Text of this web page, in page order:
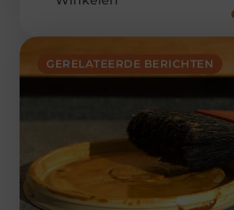
GERELATEERDE BERICHTEN